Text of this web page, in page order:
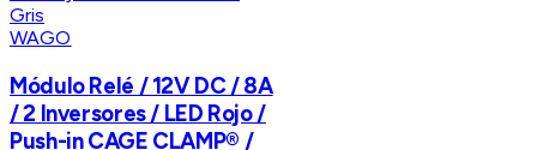
WAGO
Módulo Relé / 12V DC / 8A
/ 2 Inversores / LED Rojo /
Push-in CAGE CLAMP® /